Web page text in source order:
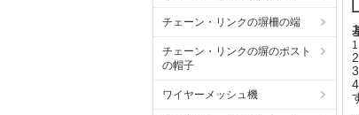
チェーン・リンクの塀柵の端
チェーン・リンクの塀のポスト
の帽子
ワイヤーメッシュ機